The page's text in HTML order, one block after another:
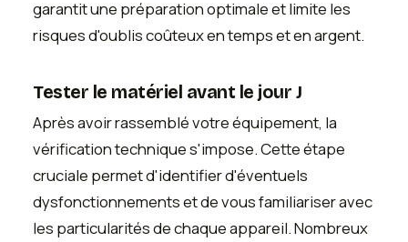
garantit une préparation optimale et limite les
risques d'oublis coûteux en temps et en argent.
Tester le matériel avant le jour J
Après avoir rassemblé votre équipement, la
vérification technique s'impose. Cette étape
cruciale permet d'identifier d'éventuels
dysfonctionnements et de vous familiariser avec
les particularités de chaque appareil. Nombreux